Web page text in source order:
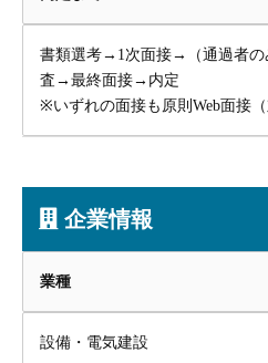
書類選考→1次面接→（通過者の
査→最終面接→内定
※いずれの面接も原則Web面接（
企業情報
業種
設備・電気建設